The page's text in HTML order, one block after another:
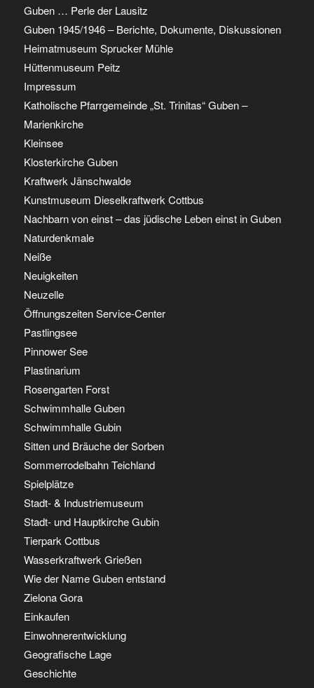
Guben … Perle der Lausitz
Guben 1945/1946 – Berichte, Dokumente, Diskussionen
Heimatmuseum Sprucker Mühle
Hüttenmuseum Peitz
Impressum
Katholische Pfarrgemeinde „St. Trinitas“ Guben –
Marienkirche
Kleinsee
Klosterkirche Guben
Kraftwerk Jänschwalde
Kunstmuseum Dieselkraftwerk Cottbus
Nachbarn von einst – das jüdische Leben einst in Guben
Naturdenkmale
Neiße
Neuigkeiten
Neuzelle
Öffnungszeiten Service-Center
Pastlingsee
Pinnower See
Plastinarium
Rosengarten Forst
Schwimmhalle Guben
Schwimmhalle Gubin
Sitten und Bräuche der Sorben
Sommerrodelbahn Teichland
Spielplätze
Stadt- & Industriemuseum
Stadt- und Hauptkirche Gubin
Tierpark Cottbus
Wasserkraftwerk Grießen
Wie der Name Guben entstand
Zielona Gora
Einkaufen
Einwohnerentwicklung
Geografische Lage
Geschichte